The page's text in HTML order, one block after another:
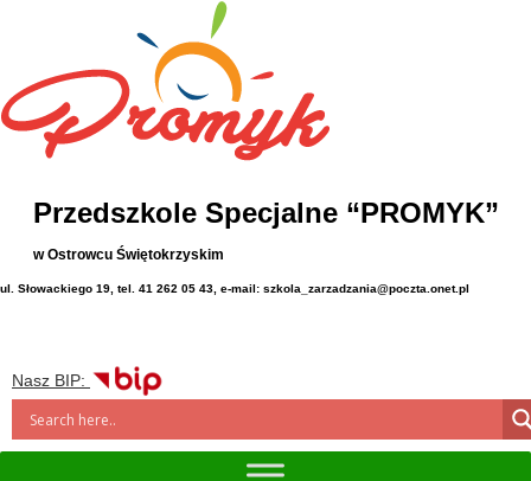
Przedszkole Specjalne “PROMYK”
w Ostrowcu Świętokrzyskim
ul. Słowackiego 19, tel. 41 262 05 43, e-mail: szkola_zarzadzania@poczta.onet.pl
Nasz BIP: